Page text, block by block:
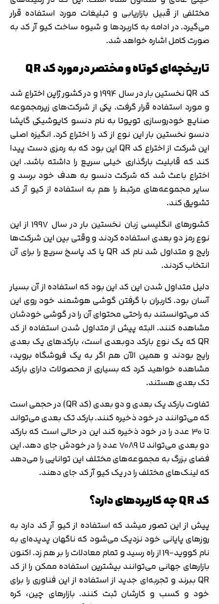
مختلفی از قبیل بازاریابی و تبلیغات مورد استفاده قرار
می‌گیرد. در ادامه به کاربردها و شیوه ساخت کیو آر کد به
صورت کامل اشاره خواهد شد.
تاریخچه‌ای کوتاه و مختصر در مورد کد QR
کد QR نخستین بار در سال 1994 و در کشور ژاپن اختراع شد
و مورد استفاده قرار گرفت. یکی از شرکت‌های زیرمجموعه
صنایع خودروسازی تویوتا به نام دنسو کایوشیکی گایشا
دنسو نخستین بار این نوع از کد را اختراع کرد. انگیزه اصلی
این شرکت از اختراع کد QR این بود که به رمزی دست پیدا
کند که قابلیت بارگذاری خیلی سریع را داشته باشد. این
اختراع باعث شد که شرکت دنسو به هدف خود برسد و
سایر مجموعه‌های مرتبط را هم به استفاده از کیو آر کد
تشویق کند.
کشورهای انگلیسی زبان نخستین بار در سال 1997 از این
نوع رمز دو بعدی استفاده کردند و وقتی بین این شرکت‌ها
رایج و متداول شد نام کد QR یا کد پاسخ سریع را برای آن
انتخاب کردند.
دلیل متداول شدن این کد این بود که استفاده از آن بسیار
آسان بود. کاربران با گرفتن گوشی هوشمند خود روی این
کد می‌توانستند به راحتی محتوای آن را در گوشی خودشان
مشاهده کنند. البته پیش از متداول شدن استفاده از کد
QR که یک نوع بارکد دوبعدی است، بارکدهای یک بعدی
رایج بودند و همین الآن هم اگر به یک فروشگاه بروید،
مشاهده خواهید کرد که بسیاری از محصولات دارای بارکد
تک بعدی هستند.
تفاوت بارکد یک بعدی و دو بعدی (کد QR) در حجمی است
که می‌توانند در خود ذخیره کنند. بارکد تک بعدی می‌تواند
تا 30 عدد را در خود ذخیره کند این در حالی است که بارکد
دو بعدی می‌تواند تا 7089 عدد را در خودش جای دهد. این
فضای بزرگ به مجموعه‌های مختلف این توانایی را می‌دهد
که لینک‌های مختلف را در یک کیو آر کد جای دهند.
کد QR چه کاربردهای دارد؟
پیش از این تصور می‎شد که استفاده از کیو آر کد دارد به
روزهای پایانی خود نزدیک می‌شود که ناگهان پدیده‌ای به
نام کووید-19 از راه رسید و تمام معادلات را بر هم زد. اکنون
بازارهای جهانی می‌توانند بیشترین استفاده ممکن را از کد
QR ببرند و تجربه‌ای جدید از استفاده از این فناوری را برای
خود و کسب و کارشان ثبت کنند. بازارهای چین، کره